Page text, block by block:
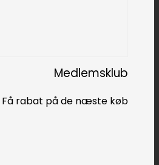
Medlemsklub
Få rabat på de næste køb